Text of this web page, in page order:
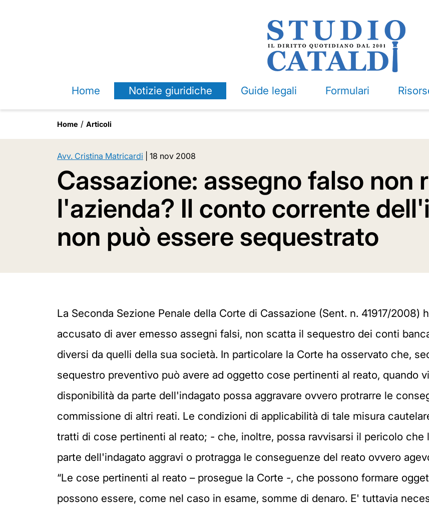
Home Notizie giuridiche Guide legali Formulari
Home Articoli
Avv. Cristina Matricardi 18 nov 2008
Cassazione: assegno falso non
l'azienda? Il conto corrente
non può essere sequestrato
La Seconda Sezione Penale della Corte di Cassazione (Sent. n. 41917/
accusato di aver emesso assegni falsi, non scatta il sequestro dei conti
diversi da quelli della sua società. In particolare la Corte ha osservato che,
sequestro preventivo può avere ad oggetto cose pertinenti al reato, quando
disponibilità da parte dell'indagato possa aggravare ovvero protrarre le
commissione di altri reati. Le condizioni di applicabilità di tale misura
tratti di cose pertinenti al reato; - che, inoltre, possa ravvisarsi il pericolo che
parte dell'indagato aggravi o protragga le conseguenze del reato ovvero
“Le cose pertinenti al reato – prosegue la Corte -, che possono formare
possono essere, come nel caso in esame, somme di denaro. E' tuttavia